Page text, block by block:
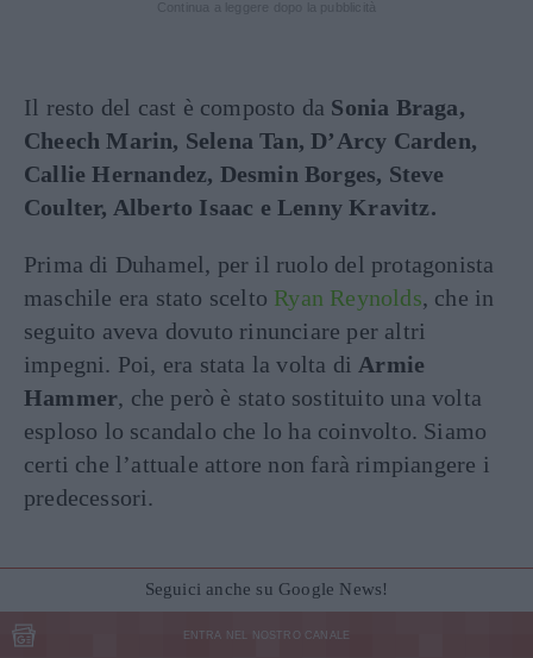
Il resto del cast è composto da Sonia Braga,
Cheech Marin, Selena Tan, D’Arcy Carden,
Callie Hernandez, Desmin Borges, Steve
Coulter, Alberto Isaac e Lenny Kravitz.
Prima di Duhamel, per il ruolo del protagonista
maschile era stato scelto Ryan Reynolds, che in
seguito aveva dovuto rinunciare per altri
impegni. Poi, era stata la volta di Armie
Hammer, che però è stato sostituito una volta
esploso lo scandalo che lo ha coinvolto. Siamo
certi che l’attuale attore non farà rimpiangere i
predecessori.
Seguici anche su Google News!
ENTRA NEL NOSTRO CANALE